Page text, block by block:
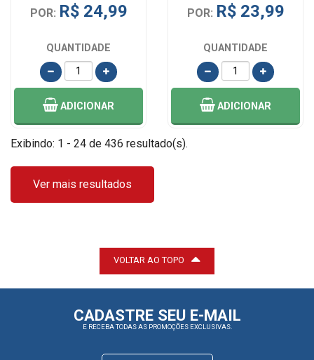
POR: R$ 24,99
QUANTIDADE
ADICIONAR
POR: R$ 23,99
QUANTIDADE
ADICIONAR
Exibindo: 1 - 24 de 436 resultado(s).
Ver mais resultados
VOLTAR AO TOPO
CADASTRE SEU E-MAIL
E RECEBA TODAS AS PROMOÇÕES EXCLUSIVAS.